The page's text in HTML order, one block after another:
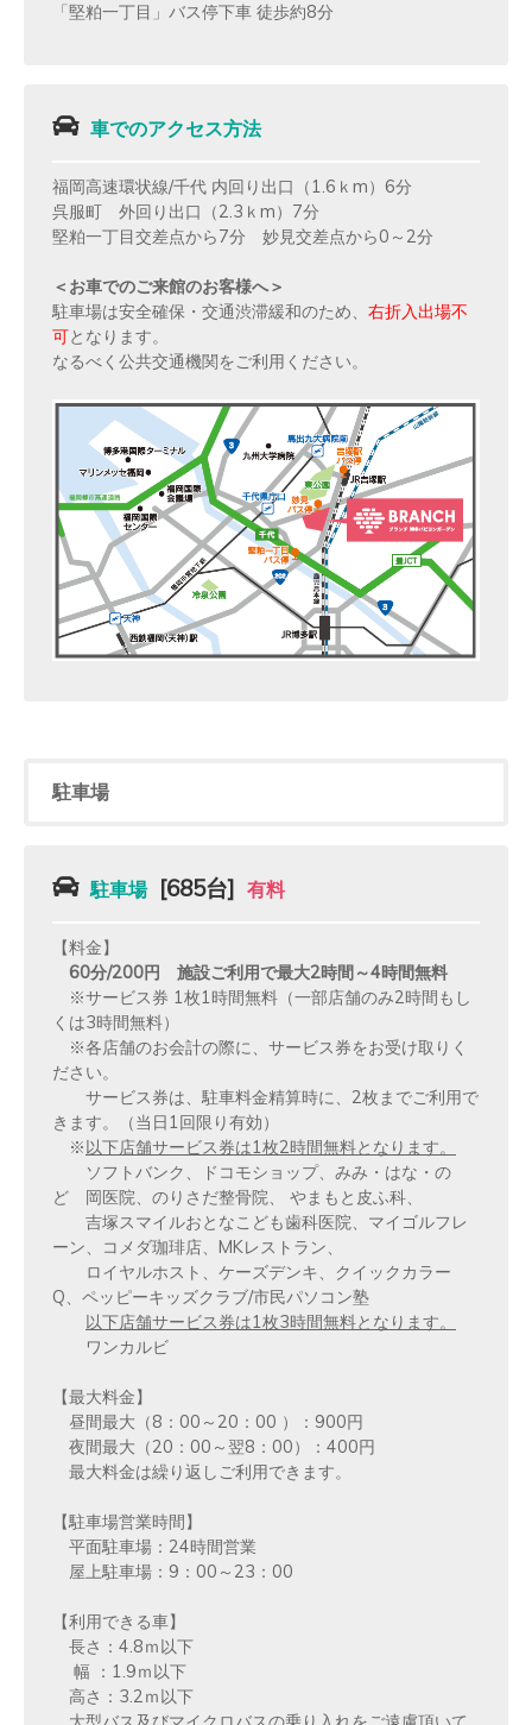
「堅粕一丁目」バス停下車 徒歩約8分
車でのアクセス方法
福岡高速環状線/千代 内回り出口（1.6ｋm）6分
呉服町 外回り出口（2.3ｋm）7分
堅粕一丁目交差点から7分 妙見交差点から0～2分
＜お車でのご来館のお客様へ＞
駐車場は安全確保・交通渋滞緩和のため、 右折入出場不
可となります。
なるべく公共交通機関をご利用ください。
駐車場
駐車場 [685台] 有料
【料金】
60分/200円 施設ご利用で最大2時間～4時間無料
※サービス券 1枚1時間無料（一部店舗のみ2時間もし
くは3時間無料）
※各店舗のお会計の際に、サービス券をお受け取りく
ださい。
サービス券は、駐車料金精算時に、2枚までご利用で
きます。（当日1回限り有効）
※以下店舗サービス券は1枚2時間無料となります。
ソフトバンク、ドコモショップ、みみ・はな・の
ど 岡医院、のりさだ整骨院、 やまもと皮ふ科、
吉塚スマイルおとなこども歯科医院、マイゴルフレ
ーン、コメダ珈琲店、MKレストラン、
ロイヤルホスト、ケーズデンキ、クイックカラー
Q、ペッピーキッズクラブ/市民パソコン塾
以下店舗サービス券は1枚3時間無料となります。
ワンカルビ
【最大料金】
昼間最大（8：00～20：00 ）：900円
夜間最大（20：00～翌8：00）：400円
最大料金は繰り返しご利用できます。
【駐車場営業時間】
平面駐車場：24時間営業
屋上駐車場：9：00～23：00
【利用できる車】
長さ：4.8ｍ以下
幅 ：1.9ｍ以下
高さ：3.2ｍ以下